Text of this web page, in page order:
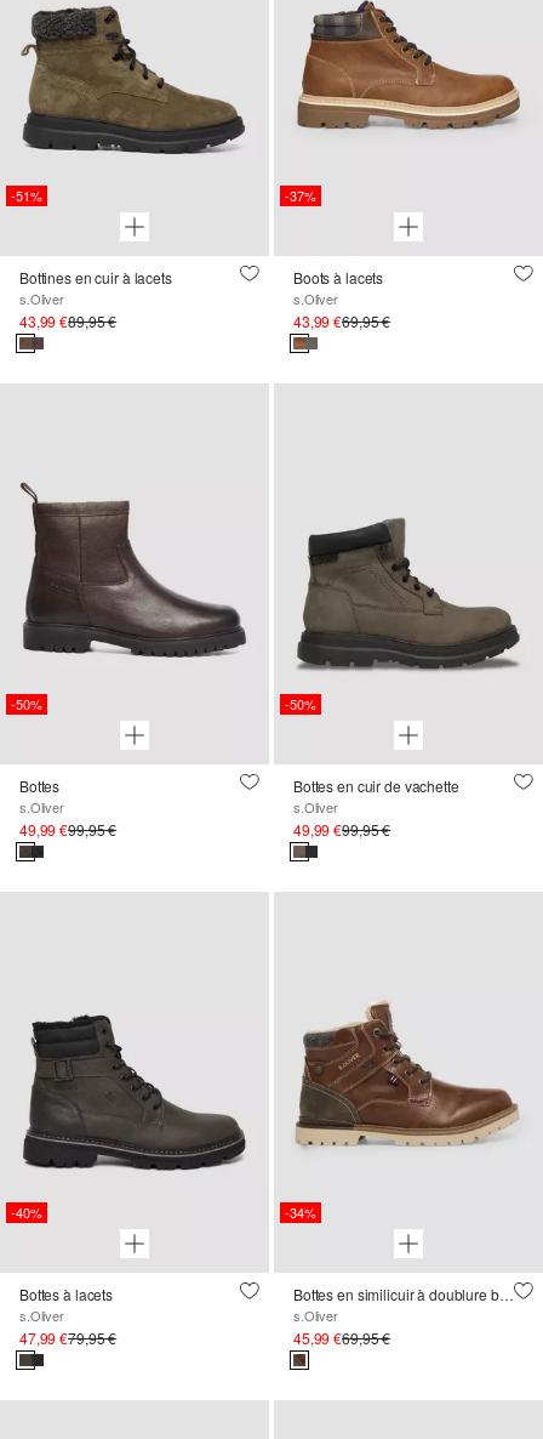
-51%
Bottines en cuir à lacets
s.Oliver
43,99 €89,95 €
-37%
Boots à lacets
s.Oliver
43,99 €69,95 €
-50%
Bottes
s.Oliver
49,99 €99,95 €
-50%
Bottes en cuir de vachette
s.Oliver
49,99 €99,95 €
-40%
Bottes à lacets
s.Oliver
47,99 €79,95 €
-34%
Bottes en similicuir à doublure bien chaude
s.Oliver
45,99 €69,95 €